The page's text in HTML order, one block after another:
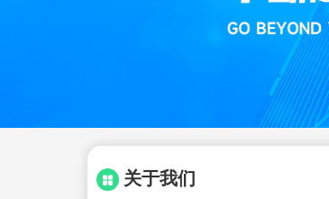
关于我们